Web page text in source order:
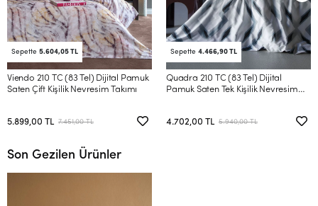
Sepette 5.604,05 TL
Viendo 210 TC (83 Tel) Dijital Pamuk
Saten Çift Kişilik Nevresim Takımı
5.899,00 TL 7.451,00 TL
Sepette 4.466,90 TL
Quadra 210 TC (83 Tel) Dijital
Pamuk Saten Tek Kişilik Nevresim
4.702,00 TL 5.940,00 TL
Son Gezilen Ürünler